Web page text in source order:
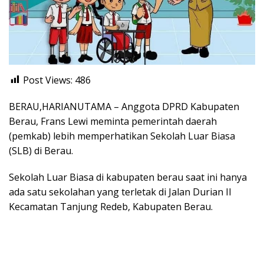
Post Views: 486
BERAU,HARIANUTAMA – Anggota DPRD Kabupaten
Berau, Frans Lewi meminta pemerintah daerah
(pemkab) lebih memperhatikan Sekolah Luar Biasa
(SLB) di Berau.
Sekolah Luar Biasa di kabupaten berau saat ini hanya
ada satu sekolahan yang terletak di Jalan Durian II
Kecamatan Tanjung Redeb, Kabupaten Berau.